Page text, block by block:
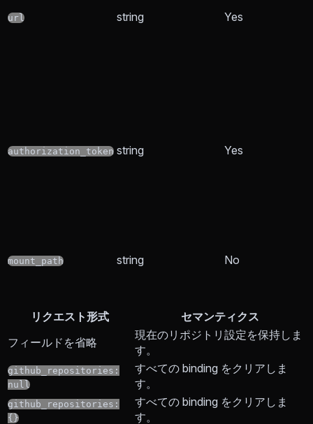
url string Yes
authorization_token string Yes
mount_path string No
リクエスト形式
セマンティクス
フィールドを省略
現在のリポジトリ設定を保持しま
す。
github_repositories:
null
すべての binding をクリアしま
す。
github_repositories:
{}
すべての binding をクリアしま
す。